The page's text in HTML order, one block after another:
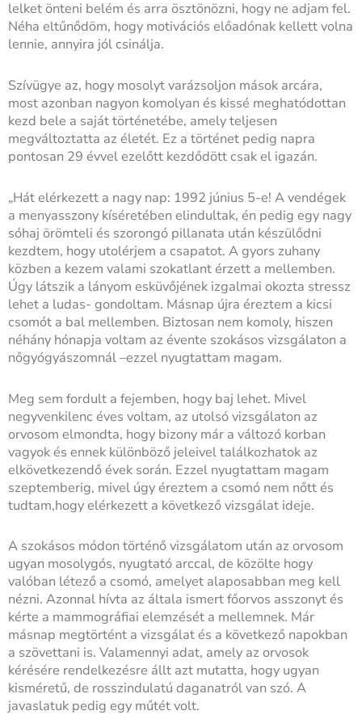
lelket önteni belém és arra ösztönözni, hogy ne adjam fel.
Néha eltűnődöm, hogy motivációs előadónak kellett volna
lennie, annyira jól csinálja.
Szívügye az, hogy mosolyt varázsoljon mások arcára,
most azonban nagyon komolyan és kissé meghatódottan
kezd bele a saját történetébe, amely teljesen
megváltoztatta az életét. Ez a történet pedig napra
pontosan 29 évvel ezelőtt kezdődött csak el igazán.
„Hát elérkezett a nagy nap: 1992 június 5-e! A vendégek
a menyasszony kíséretében elindultak, én pedig egy nagy
sóhaj örömteli és szorongó pillanata után készülődni
kezdtem, hogy utolérjem a csapatot. A gyors zuhany
közben a kezem valami szokatlant érzett a mellemben.
Úgy látszik a lányom esküvőjének izgalmai okozta stressz
lehet a ludas- gondoltam. Másnap újra éreztem a kicsi
csomót a bal mellemben. Biztosan nem komoly, hiszen
néhány hónapja voltam az évente szokásos vizsgálaton a
nőgyógyászomnál –ezzel nyugtattam magam.
Meg sem fordult a fejemben, hogy baj lehet. Mivel
negyvenkilenc éves voltam, az utolsó vizsgálaton az
orvosom elmondta, hogy bizony már a változó korban
vagyok és ennek különböző jeleivel találkozhatok az
elkövetkezendő évek során. Ezzel nyugtattam magam
szeptemberig, mivel úgy éreztem a csomó nem nőtt és
tudtam,hogy elérkezett a következő vizsgálat ideje.
A szokásos módon történő vizsgálatom után az orvosom
ugyan mosolygós, nyugtató arccal, de közölte hogy
valóban létező a csomó, amelyet alaposabban meg kell
nézni. Azonnal hívta az általa ismert főorvos asszonyt és
kérte a mammográfiai elemzését a mellemnek. Már
másnap megtörtént a vizsgálat és a következő napokban
a szövettani is. Valamennyi adat, amely az orvosok
kérésére rendelkezésre állt azt mutatta, hogy ugyan
kisméretű, de rosszindulatú daganatról van szó. A
javaslatuk pedig egy műtét volt.